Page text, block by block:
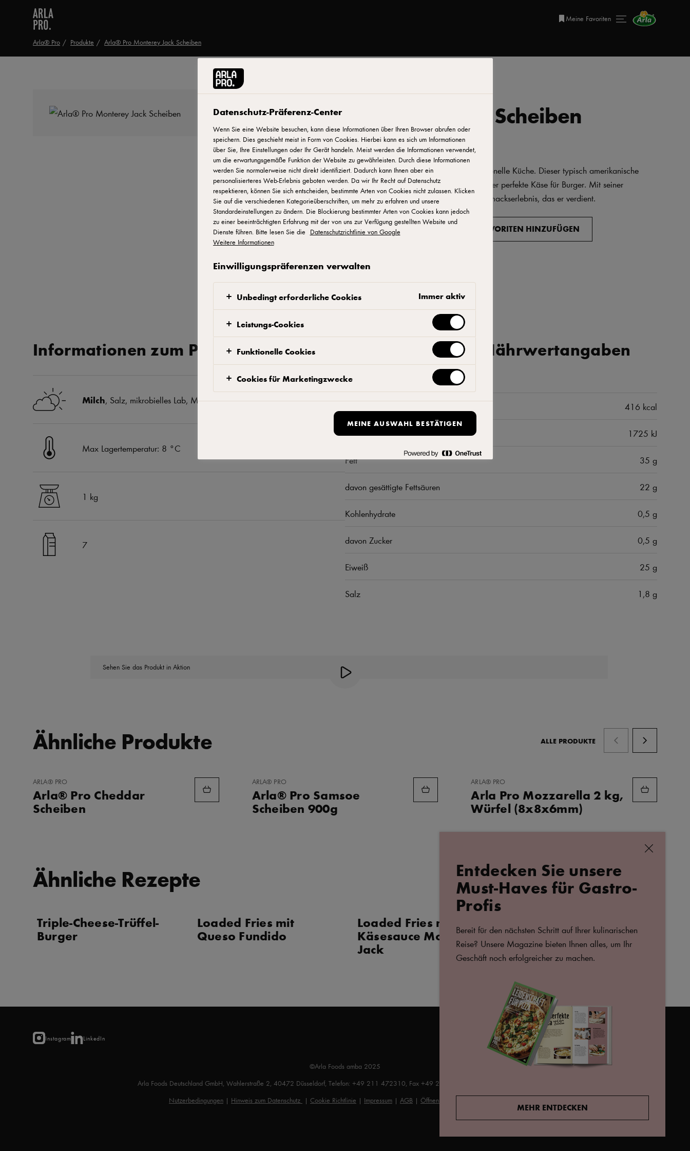
Meine Favoriten
Arla® Pro Produkte Arla® Pro Monterey Jack Scheiben
ARLA® PRO
Arla® Pro Monterey Jack Scheiben
ID: 88704
Arla® Pro Monterey Jack in Scheiben im 1 kg-Gebinde für die professionelle Küche. Dieser typisch amerikanische
Käse ist zart schmelzend und mild-süßlich im Geschmack. Damit ist er der perfekte Käse für Burger. Mit seiner
cremigen Konsistenz verleiht er jedem Burger die Textur und das Geschmackserlebnis, das er verdient.
WO KANN MAN DAS PRODUKT KAUFEN? ZU FAVORITEN HINZUFÜGEN
Kontaktieren Sie uns
Informationen zum Produkt
Milch, Salz, mikrobielles Lab, Milchsäurekultur (enthältMilch)
Max Lagertemperatur: 8 °C
1 kg
7
Durchschnittliche Nährwertangaben
pro 100 g
416 kcal
Energie 1725 kJ
Fett 35 g
davon gesättigte Fettsäuren 22 g
Kohlenhydrate 0,5 g
davon Zucker 0,5 g
Eiweiß 25 g
Salz 1,8 g
Sehen Sie das Produkt in Aktion
Ähnliche Produkte ALLE PRODUKTE
ZU
HINZUFÜGEN
ARLA® PRO
Arla® Pro Cheddar
Scheiben
ZU
HINZUFÜGEN
ARLA® PRO
Arla® Pro Samsoe
Scheiben 900g
ZU
HINZUFÜGEN
ARLA® PRO
Arla Pro Mozzarella 2 kg,
Würfel (8x8x6mm)
Ähnliche Rezepte ALLE REZEPTE
Triple-Cheese-Trüffel-
Burger
Loaded Fries mit
Queso Fundido
Loaded Fries mit
Käsesauce Monterey
Jack
Instagram LinkedIn
©Arla Foods amba 2025
Arla Foods Deutschland GmbH, Wahlerstraße 2, 40472 Düsseldorf, Telefon: +49 211 472310, Fax +49 211 4723166,
Nutzerbedingungen | Hinweis zum Datenschutz | Cookie Richtlinie | Impressum | AGB | Öffnen Sie das Cookie-Popup erneut
schließen
Entdecken Sie unsere
Must-Haves für Gastro-
Profis
Bereit für den nächsten Schritt auf Ihrer kulinarischen
Reise? Unsere Magazine bieten Ihnen alles, um Ihr
Geschäft noch erfolgreicher zu machen.
MEHR ENTDECKEN
Datenschutz-Präferenz-Center
Wenn Sie eine Website besuchen, kann diese Informationen über Ihren Browser abrufen oder
speichern. Dies geschieht meist in Form von Cookies. Hierbei kann es sich um Informationen
über Sie, Ihre Einstellungen oder Ihr Gerät handeln. Meist werden die Informationen verwendet,
um die erwartungsgemäße Funktion der Website zu gewährleisten. Durch diese Informationen
werden Sie normalerweise nicht direkt identifiziert. Dadurch kann Ihnen aber ein
personalisierteres Web-Erlebnis geboten werden. Da wir Ihr Recht auf Datenschutz
respektieren, können Sie sich entscheiden, bestimmte Arten von Cookies nicht zulassen. Klicken
Sie auf die verschiedenen Kategorieüberschriften, um mehr zu erfahren und unsere
Standardeinstellungen zu ändern. Die Blockierung bestimmter Arten von Cookies kann jedoch
zu einer beeinträchtigten Erfahrung mit der von uns zur Verfügung gestellten Website und
Dienste führen. Bitte lesen Sie die
Datenschutzrichtlinie von Google
Weitere Informationen
Einwilligungspräferenzen verwalten
Unbedingt erforderliche Cookies Immer aktiv
Leistungs-Cookies
Funktionelle Cookies
Cookies für Marketingzwecke
MEINE AUSWAHL BESTÄTIGEN